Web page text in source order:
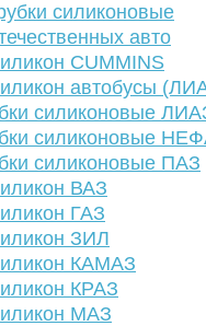
силиконовые
авто
CUMMINS
автобусы
силиконовые
силиконовые
силиконовые ПАЗ
ВАЗ
ГАЗ
ЗИЛ
КАМАЗ
КРАЗ
МАЗ